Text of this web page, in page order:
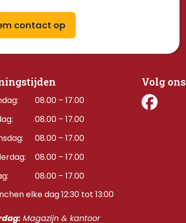
contact op
08.00 – 17.00
08.00 – 17.00
08.00 – 17.00
08.00 – 17.00
08.00 – 17.00
elke dag 12:30 tot 13:00
Magazijn & kantoor
Volg ons